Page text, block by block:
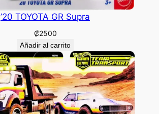
’20 TOYOTA GR Supra
₡2500
Añadir al carrito